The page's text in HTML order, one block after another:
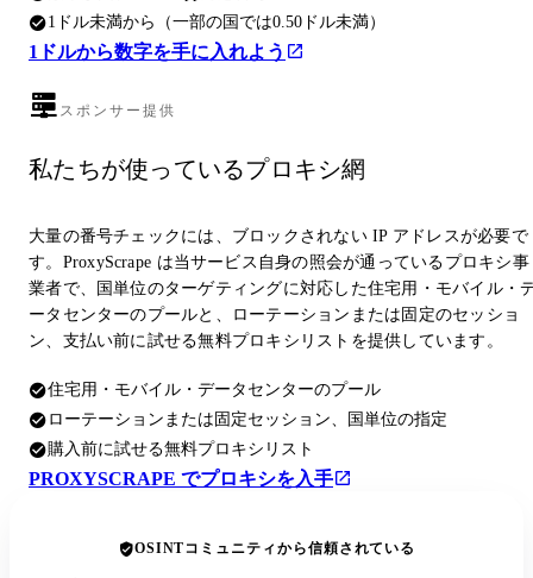
1ドル未満から（一部の国では0.50ドル未満）
1ドルから数字を手に入れよう
スポンサー提供
私たちが使っているプロキシ網
大量の番号チェックには、ブロックされない IP アドレスが必要で
す。ProxyScrape は当サービス自身の照会が通っているプロキシ事
業者で、国単位のターゲティングに対応した住宅用・モバイル・
ータセンターのプールと、ローテーションまたは固定のセッショ
ン、支払い前に試せる無料プロキシリストを提供しています。
住宅用・モバイル・データセンターのプール
ローテーションまたは固定セッション、国単位の指定
購入前に試せる無料プロキシリスト
PROXYSCRAPE でプロキシを入手
OSINTコミュニティから信頼されている